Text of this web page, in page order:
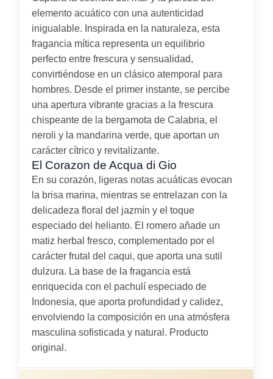
elemento acuático con una autenticidad
inigualable. Inspirada en la naturaleza, esta
fragancia mítica representa un equilibrio
perfecto entre frescura y sensualidad,
convirtiéndose en un clásico atemporal para
hombres. Desde el primer instante, se percibe
una apertura vibrante gracias a la frescura
chispeante de la bergamota de Calabria, el
neroli y la mandarina verde, que aportan un
carácter cítrico y revitalizante.
El Corazon de Acqua di Gio
En su corazón, ligeras notas acuáticas evocan
la brisa marina, mientras se entrelazan con la
delicadeza floral del jazmín y el toque
especiado del helianto. El romero añade un
matiz herbal fresco, complementado por el
carácter frutal del caqui, que aporta una sutil
dulzura. La base de la fragancia está
enriquecida con el pachulí especiado de
Indonesia, que aporta profundidad y calidez,
envolviendo la composición en una atmósfera
masculina sofisticada y natural. Producto
original.